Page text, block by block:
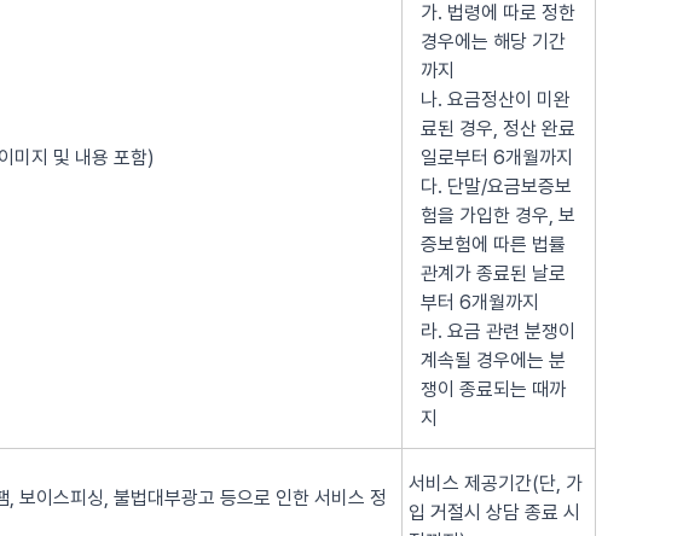
미지 및 내용 포함)
가. 법령에 따로 정한
경우에는 해당 기간
까지
나. 요금정산이 미완
료된 경우, 정산 완료
일로부터 6개월까지
다. 단말/요금보증보
험을 가입한 경우, 보
증보험에 따른 법률
관계가 종료된 날로
부터 6개월까지
라. 요금 관련 분쟁이
계속될 경우에는 분
쟁이 종료되는 때까
지
보이스피싱, 불법대부광고 등으로 인한 서비스 정
서비스 제공기간(단, 가
입 거절시 상담 종료 시